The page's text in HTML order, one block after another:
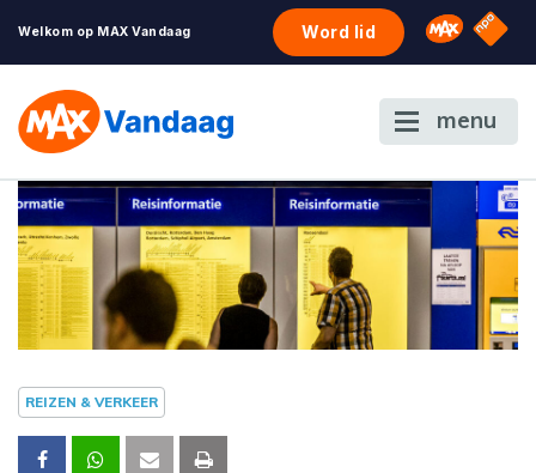
Welkom op MAX Vandaag Word lid Omroep
NPO
menu
REIZEN & VERKEER